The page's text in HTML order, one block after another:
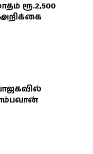
ரூ.2,500